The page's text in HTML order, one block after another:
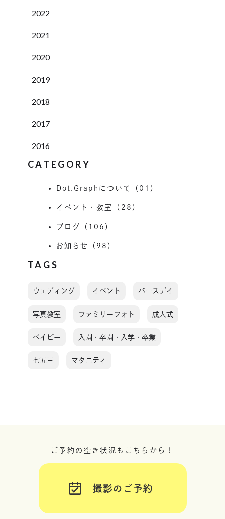
2022
2021
2020
2019
2018
2017
2016
CATEGORY
Dot.Graphについて（01）
イベント・教室（28）
ブログ（106）
お知らせ（98）
TAGS
ウェディング イベント バースデイ
写真教室 ファミリーフォト 成人式
ベイビー 入園・卒園・入学・卒業
七五三 マタニティ
ご予約の空き状況もこちらから！
撮影のご予約